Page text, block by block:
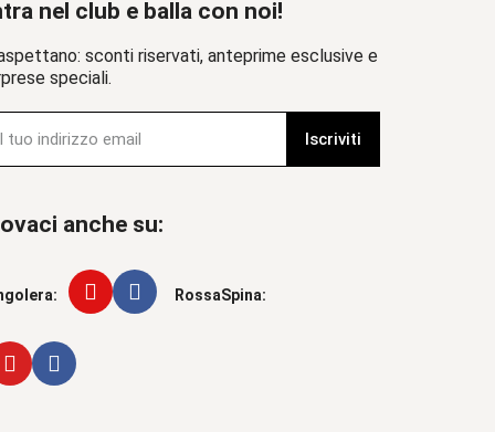
nel club e balla con noi!
sconti riservati, anteprime esclusive e
speciali.
Iscriviti
anche su:
RossaSpina: